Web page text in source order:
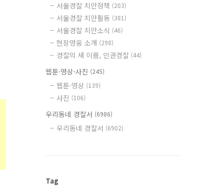
서울경찰 치안정책 (203)
서울경찰 치안활동 (381)
서울경찰 치안소식 (46)
현장영웅 소개 (298)
경찰의 새 이름, 인권경찰 (44)
웹툰·영상·사진 (245)
웹툰·영상 (139)
사진 (106)
우리동네 경찰서 (6986)
우리동네 경찰서 (6902)
Tag